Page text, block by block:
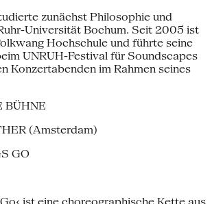
zunächst Philosophie und
Universität Bochum. Seit 2005 ist
Hochschule und führte seine
UNRUH-Festival für Soundscapes
Konzertabenden im Rahmen seines
BÜHNE
(Amsterdam)
GO